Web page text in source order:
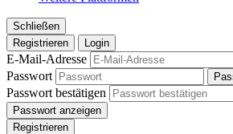
Schließen
Registrieren
Login
E-Mail-Adresse
Passwort
Passwort bestätigen
Passwort anzeigen
Registrieren